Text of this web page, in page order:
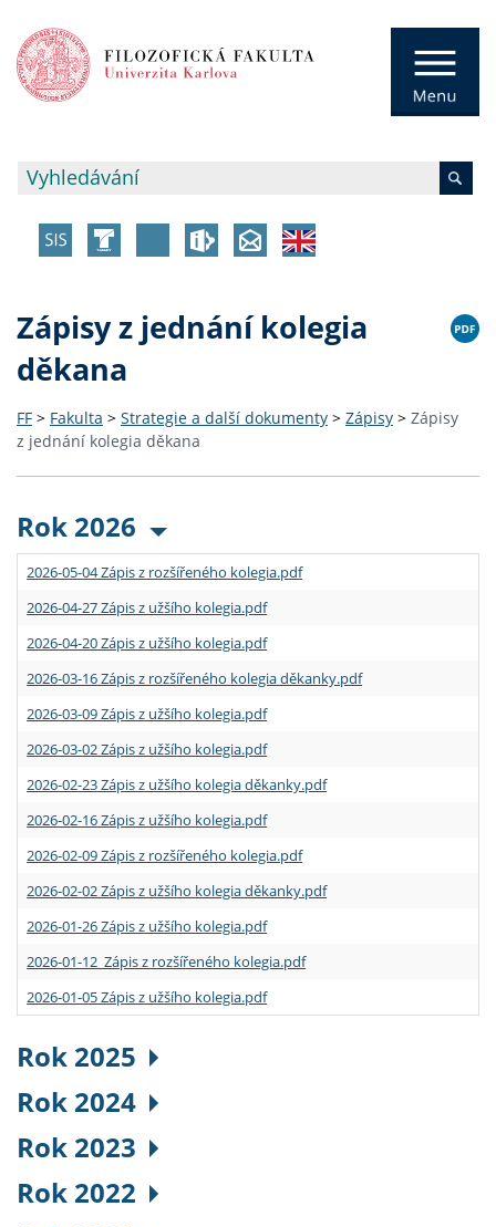
Zápisy z jednání kolegia
děkana
FF > Fakulta > Strategie a další dokumenty > Zápisy > Zápisy
z jednání kolegia děkana
Rok 2026
2026-05-04 Zápis z rozšířeného kolegia.pdf
2026-04-27 Zápis z užšího kolegia.pdf
2026-04-20 Zápis z užšího kolegia.pdf
2026-03-16 Zápis z rozšířeného kolegia děkanky.pdf
2026-03-09 Zápis z užšího kolegia.pdf
2026-03-02 Zápis z užšího kolegia.pdf
2026-02-23 Zápis z užšího kolegia děkanky.pdf
2026-02-16 Zápis z užšího kolegia.pdf
2026-02-09 Zápis z rozšířeného kolegia.pdf
2026-02-02 Zápis z užšího kolegia děkanky.pdf
2026-01-26 Zápis z užšího kolegia.pdf
2026-01-12 Zápis z rozšířeného kolegia.pdf
2026-01-05 Zápis z užšího kolegia.pdf
Rok 2025
Rok 2024
Rok 2023
Rok 2022